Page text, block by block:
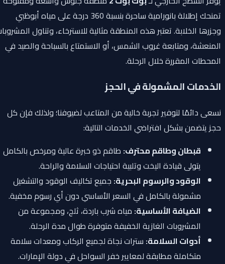
تمنحك إطلالة بانورامية ساحرة بنسبة 360 درجة على مياه أبوظبي
وجزرها الخلابة. تعتبر هذه المنطقة مثالية للاسترخاء، وتناول المشروبات
المنعشة، ومتابعة غروب الشمس، أو الاستمتاع بالسباحة والصيد في
المحطات المقررة خلال الرحلة.
الخدمات المشمولة في الحجز
نسعى دائمًا لتوفير تجربة خالية من المتاعب لضيوفنا؛ ولذلك فإن كل
حجز يتضمن بشكل افتراضي الخدمات التالية:
قبطان وطاقم محترف:طاقم ذو خبرة عالية ومرخص بالكامل
يتولى قيادة اليخت وتلبية احتياجات السلامة والراحة.
الوقود والرسوم البحرية:جميع تكاليف الوقود والتشغيل
مشمولة بالكامل في السعر الأساسي دون أي رسوم مخفية.
الضيافة الأساسية:مياه شرب باردة، ثلج، ومجموعة من
المشروبات الغازية الخفيفة متوفرة طوال مدة الرحلة.
أدوات السلامة:سترات نجاة لجميع الركاب ومعدات سلامة
متكاملة مطابقة لمعايير خفر السواحل في دولة الإمارات.